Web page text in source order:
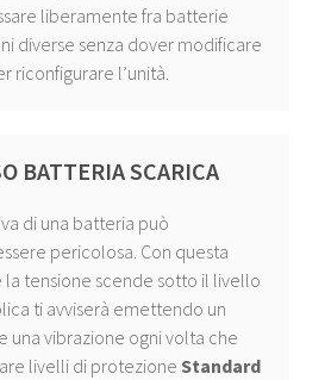
liberamente fra batterie
diverse senza dover modificare
riconfigurare l’unità.
BATTERIA SCARICA
di una batteria può
pericolosa. Con questa
la tensione scende sotto il livello
ti avviserà emettendo un
una vibrazione ogni volta che
livelli di protezione Standard